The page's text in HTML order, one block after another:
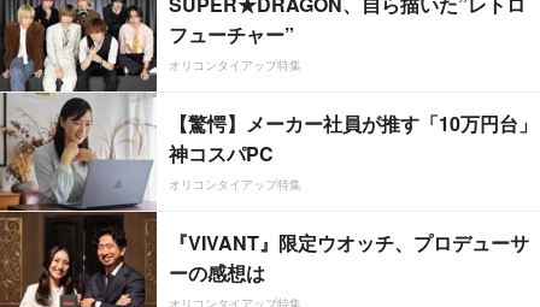
フューチャー”
オリコンタイアップ特集
【驚愕】メーカー社員が推す「10万円台」
神コスパPC
オリコンタイアップ特集
『VIVANT』限定ウオッチ、プロデューサ
ーの感想は